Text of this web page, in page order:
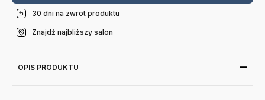
30 dni na zwrot produktu
Znajdź najbliższy salon
OPIS PRODUKTU